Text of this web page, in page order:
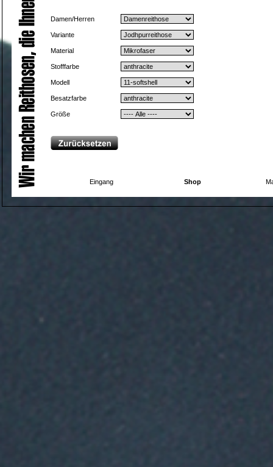
Damen/Herren
Variante
Material
Stofffarbe
Modell
Besatzfarbe
Größe
Eingang Shop